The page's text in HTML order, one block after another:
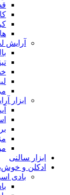
آرایش
ابزار
ابزار سالنی
ادکلن و
بادی